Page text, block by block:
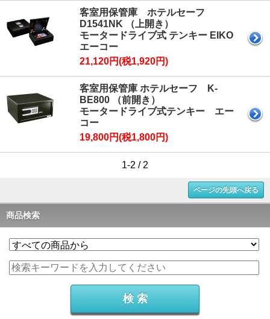
客室用保管庫 ホテルセーフ
D1541NK （上開き）
モータードライブ式 テンキー EIKO
エーコー
21,120円(税1,920円)
客室用保管庫 ホテルセーフ K-
BE800 （前開き）
モータードライブ式テンキー エー
コー
19,800円(税1,800円)
1-2 / 2
ページの先頭へ戻る
商品検索